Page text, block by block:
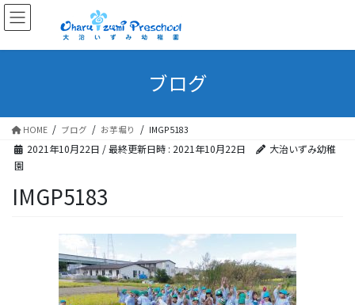
ブログ
HOME ブログ お芋堀り IMGP5183
2021年10月22日 / 最終更新日時 : 2021年10月22日
大治いずみ幼稚
園
IMGP5183